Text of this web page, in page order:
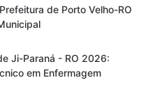
de Porto Velho-RO
Ji-Paraná - RO 2026:
em Enfermagem